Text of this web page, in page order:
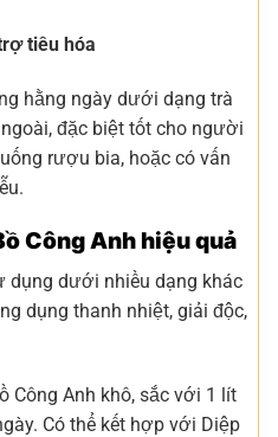
tiêu hóa
hằng ngày dưới dạng trà
đặc biệt tốt cho người
rượu bia, hoặc có vấn
Công Anh hiệu quả
dụng dưới nhiều dạng khác
dụng thanh nhiệt, giải độc,
Công Anh khô, sắc với 1 lít
Có thể kết hợp với Diệp